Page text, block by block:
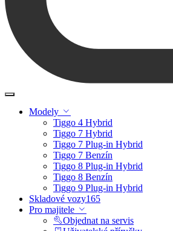
Modely
Tiggo 4 Hybrid
Tiggo 7 Hybrid
Tiggo 7 Plug-in Hybrid
Tiggo 7 Benzín
Tiggo 8 Plug-in Hybrid
Tiggo 8 Benzín
Tiggo 9 Plug-in Hybrid
Skladové vozy165
Pro majitele
Objednat na servis